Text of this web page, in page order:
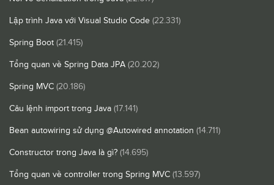
Lập trình Java với Visual Studio Code (22.331)
Spring Boot (21.415)
Tổng quan về Spring Data JPA (20.202)
Spring MVC (20.186)
Câu lệnh import trong Java (17.141)
Bean autowiring sử dụng @Autowired annotation (14.711)
Constructor trong Java là gì? (14.695)
Tổng quan về controller trong Spring MVC (13.597)